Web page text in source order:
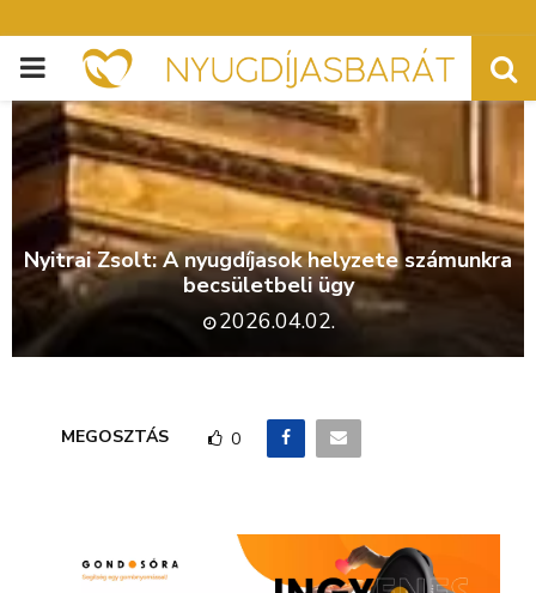
PRIMARY
MENU
Nyitrai Zsolt: A nyugdíjasok helyzete számunkra
becsületbeli ügy
2026.04.02.
MEGOSZTÁS 0